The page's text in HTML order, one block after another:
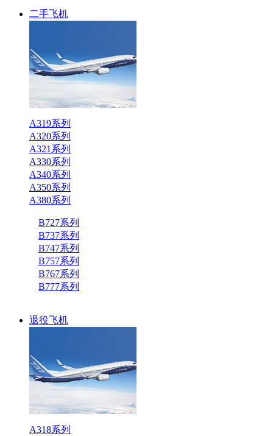
二手飞机
A319系列
A320系列
A321系列
A330系列
A340系列
A350系列
A380系列
B727系列
B737系列
B747系列
B757系列
B767系列
B777系列
退役飞机
A318系列